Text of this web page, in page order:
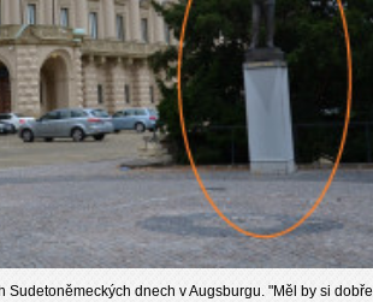
dnech v Augsburgu. "Měl by si dobře